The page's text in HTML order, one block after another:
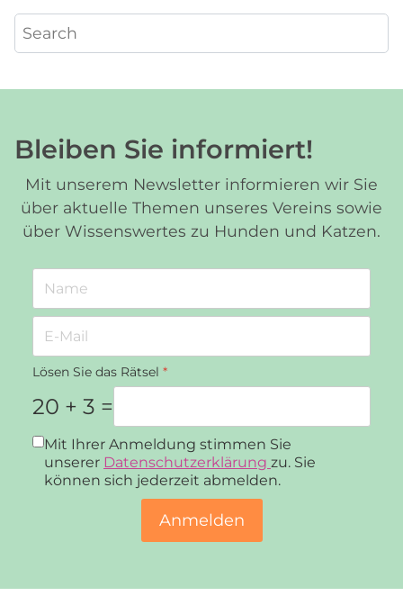
Bleiben Sie informiert!
Mit unserem Newsletter informieren wir Sie
über aktuelle Themen unseres Vereins sowie
über Wissenswertes zu Hunden und Katzen.
Lösen Sie das Rätsel *
20 + 3 =
Datenschutz*
Mit Ihrer Anmeldung stimmen Sie
unserer Datenschutzerklärung zu. Sie
können sich jederzeit abmelden.
Anmelden